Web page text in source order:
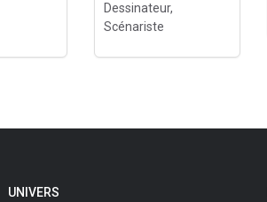
Dessinateur,
Scénariste
UNIVERS